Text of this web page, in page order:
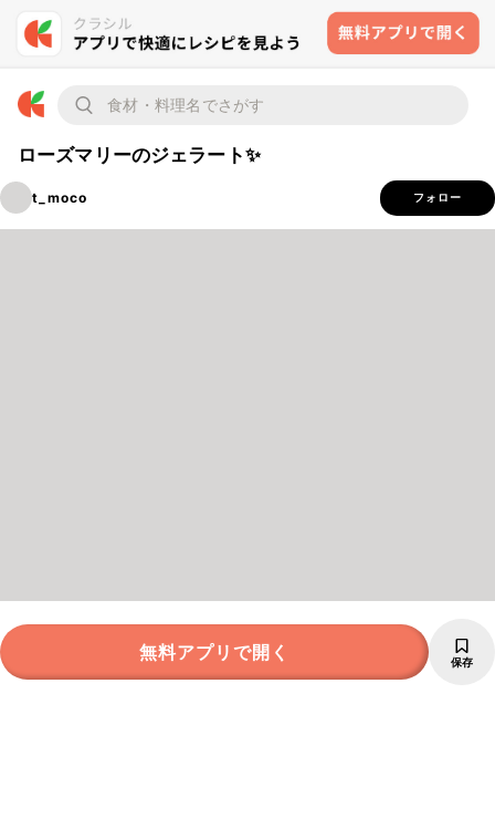
ローズマリーのジェラート✨
t_moco フォロー
無料アプリで開く 保存